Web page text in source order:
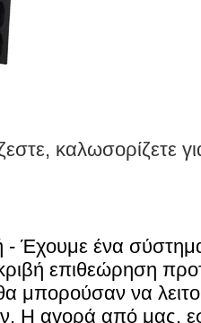
καλωσορίζετε
- Έχουμε ένα
επιθεώρηση
μπορούσαν να
Η αγορά από μας,